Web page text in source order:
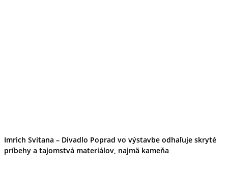
Imrich Svitana – Divadlo Poprad vo výstavbe odhaľuje skryté
príbehy a tajomstvá materiálov, najmä kameňa